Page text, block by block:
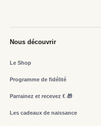
Nous découvrir
Le Shop
Programme de fidélité
Parrainez et recevez € 🎁
Les cadeaux de naissance